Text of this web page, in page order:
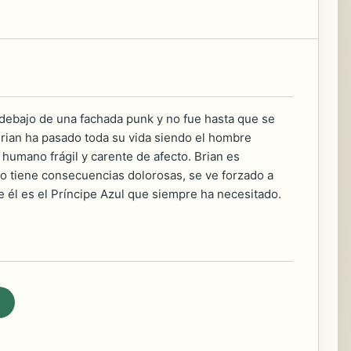
de una fachada punk y no fue hasta que se
ha pasado toda su vida siendo el hombre
frágil y carente de afecto. Brian es
tiene consecuencias dolorosas, se ve forzado a
él es el Príncipe Azul que siempre ha necesitado.